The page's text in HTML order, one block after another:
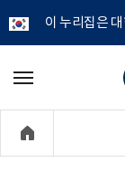
이 누리집은
메
기